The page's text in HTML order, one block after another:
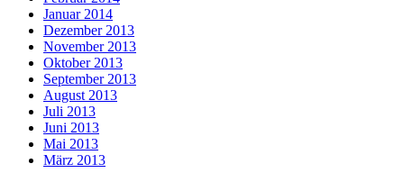
Januar 2014
Dezember 2013
November 2013
Oktober 2013
September 2013
August 2013
Juli 2013
Juni 2013
Mai 2013
März 2013